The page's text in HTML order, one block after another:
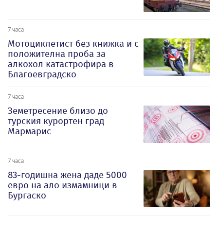
7 часа
Мотоциклетист без книжка и с
положителна проба за
алкохол катастрофира в
Благоевградско
7 часа
Земетресение близо до
турския курортен град
Мармарис
7 часа
83-годишна жена даде 5000
евро на ало измамници в
Бургаско